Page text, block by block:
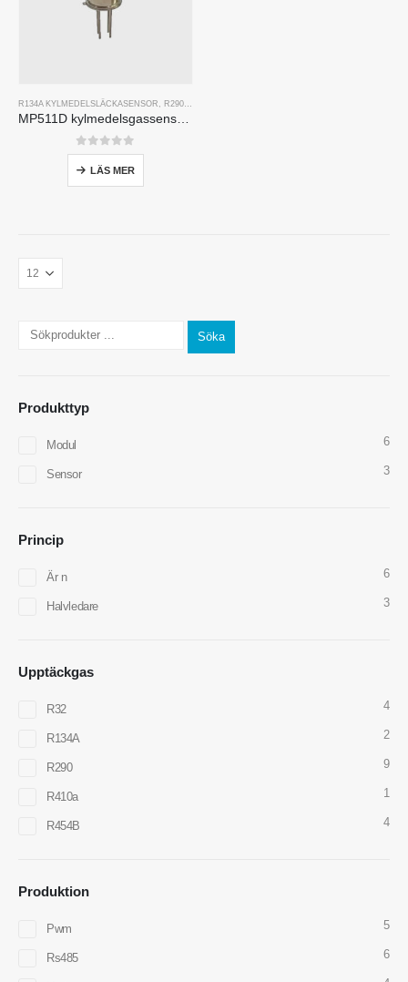
R134A KYLMEDELSLÄCKASENSOR , R290 KYLMEDELSLÄCKASENSOR
MP511D kylmedelsgassensor-Halvledarbaserad sensor för kylmedelsläckedetektering
0av 5
LÄS MER
Söka
Produkttyp
Modul 6
Sensor 3
Princip
Är n 6
Halvledare 3
Upptäckgas
R32 4
R134A 2
R290 9
R410a 1
R454B 4
Produktion
Pwm 5
Rs485 6
E-post : cece@winsensor.com
Whatsapp: +8618595618735
Heta produkter